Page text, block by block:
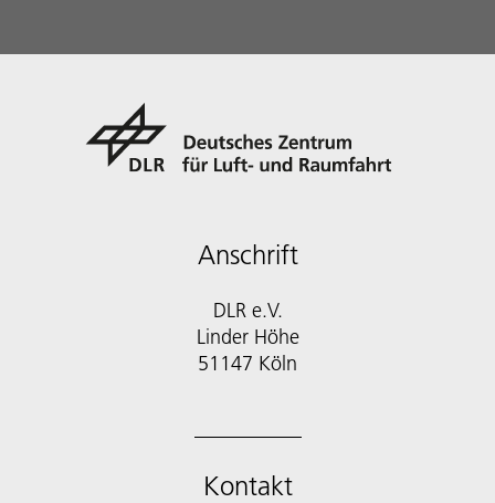
Anschrift
DLR e.V.
Linder Höhe
51147 Köln
Kontakt